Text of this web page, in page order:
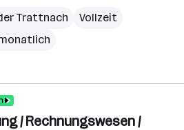
Trattnach
Vollzeit
/ Rechnungswesen /